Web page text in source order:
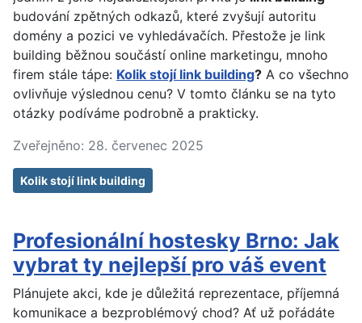
budování zpětných odkazů, které zvyšují autoritu
domény a pozici ve vyhledávačích. Přestože je link
building běžnou součástí online marketingu, mnoho
firem stále tápe: Kolik stojí link building? A co všechno
ovlivňuje výslednou cenu? V tomto článku se na tyto
otázky podíváme podrobně a prakticky.
Zveřejněno: 28. červenec 2025
Kolik stojí link building
Profesionální hostesky Brno: Jak
vybrat ty nejlepší pro váš event
Plánujete akci, kde je důležitá reprezentace, příjemná
komunikace a bezproblémový chod? Ať už pořádáte